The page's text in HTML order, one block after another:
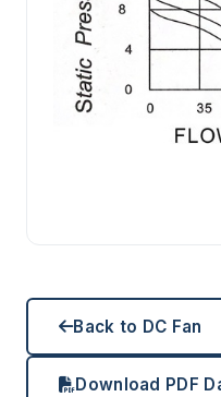
Back to DC Fan
Download PDF